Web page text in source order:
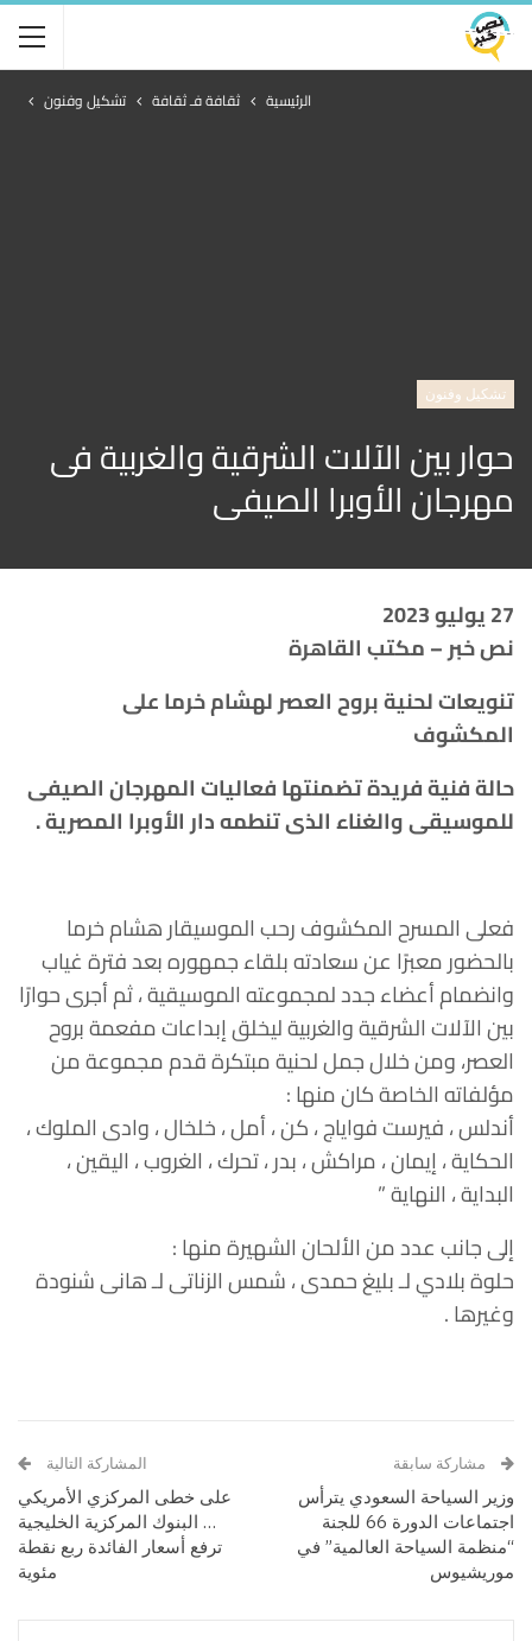
الرئيسية ثقافة فـ ثقافة تشكيل وفنون
تشكيل وفنون
حوار بين الآلات الشرقية والغربية فى
مهرجان الأوبرا الصيفى
27 يوليو 2023
نص خبر – مكتب القاهرة
تنويعات لحنية بروح العصر لهشام خرما على
المكشوف
حالة فنية فريدة تضمنتها فعاليات المهرجان الصيفى
للموسيقى والغناء الذى تنطمه دار الأوبرا المصرية .
فعلى المسرح المكشوف رحب الموسيقار هشام خرما
بالحضور معبرًا عن سعادته بلقاء جمهوره بعد فترة غياب
وانضمام أعضاء جدد لمجموعته الموسيقية ، ثم أجرى حوارًا
بين الآلات الشرقية والغربية ليخلق إبداعات مفعمة بروح
العصر، ومن خلال جمل لحنية مبتكرة قدم مجموعة من
مؤلفاته الخاصة كان منها :
أندلس ، فيرست فواياج ، كن ، أمل ، خلخال ، وادى الملوك ،
الحكاية ، إيمان ، مراكش ، بدر ، تحرك ، الغروب ، اليقين ،
البداية ، النهاية ”
إلى جانب عدد من الألحان الشهيرة منها :
حلوة بلادي لـ بليغ حمدى ، شمس الزناتى لـ هانى شنودة
وغيرها .
مشاركة سابقة
وزير السياحة السعودي يترأس
اجتماعات الدورة 66 للجنة
“منظمة السياحة العالمية” في
موريشيوس
المشاركة التالية
على خطى المركزي الأمريكي
… البنوك المركزية الخليجية
ترفع أسعار الفائدة ربع نقطة
مئوية